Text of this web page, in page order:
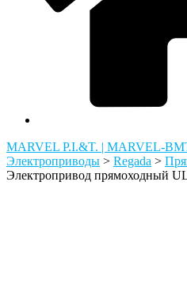
MARVEL P.I.&T. | MARVEL-
Электроприводы > Regada >
Электропривод прямоходный